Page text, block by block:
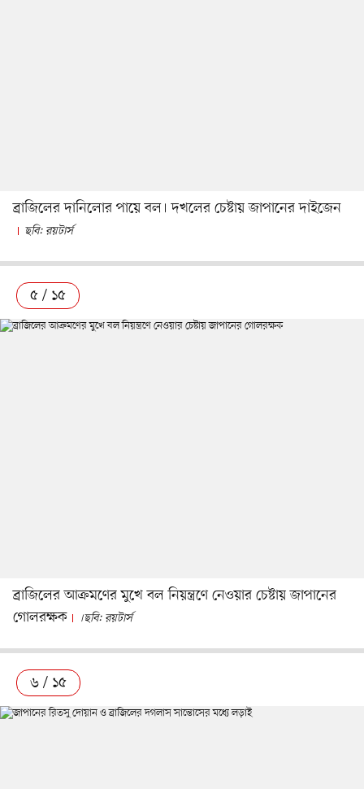
ব্রাজিলের দানিলোর পায়ে বল। দখলের চেষ্টায় জাপানের দাইজেন
ছবি: রয়টার্স
৫ / ১৫
ব্রাজিলের আক্রমণের মুখে বল নিয়ন্ত্রণে নেওয়ার চেষ্টায় জাপানের
গোলরক্ষক
।ছবি: রয়টার্স
৬ / ১৫